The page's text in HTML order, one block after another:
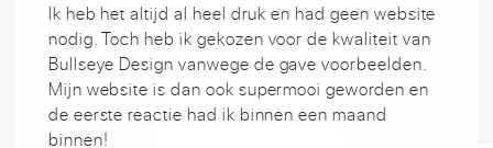
Ik heb het altijd al heel druk en had geen website
nodig. Toch heb ik gekozen voor de kwaliteit van
Bullseye Design vanwege de gave voorbeelden.
Mijn website is dan ook supermooi geworden en
de eerste reactie had ik binnen een maand
binnen!